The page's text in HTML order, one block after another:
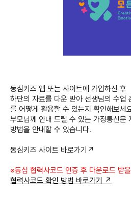
동심키즈 앱 또는 사이트에 가입하신 후
하단의 자료를 다운 받아 선생님의 수업
를 어떻게 활용할 수 있는지 확인해보세
부모님께 안내 드릴 수 있는 가정통신문
방법을 안내할 수 있습니다.
동심키즈 사이트 바로가기↗
※동심 협력사코드 인증 후 다운로드 받
협력사코드 확인 방법 바로가기 ↗